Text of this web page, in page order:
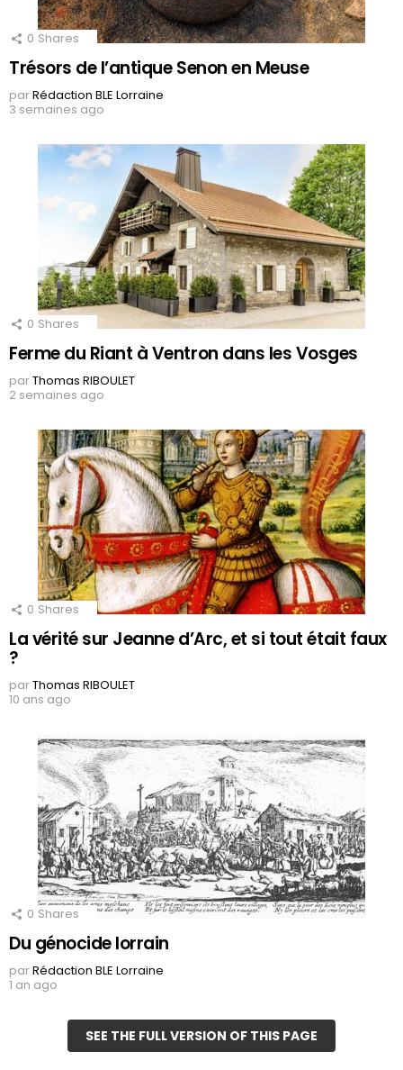
0 Shares
Trésors de l’antique Senon en Meuse
parRédaction BLE Lorraine
3 semaines ago
0 Shares
Ferme du Riant à Ventron dans les Vosges
parThomas RIBOULET
2 semaines ago
0 Shares
La vérité sur Jeanne d’Arc, et si tout était faux
?
parThomas RIBOULET
10 ans ago
0 Shares
Du génocide lorrain
parRédaction BLE Lorraine
1 an ago
SEE THE FULL VERSION OF THIS PAGE